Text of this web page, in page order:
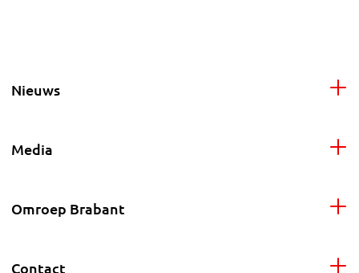
Nieuws
Media
Omroep Brabant
Contact